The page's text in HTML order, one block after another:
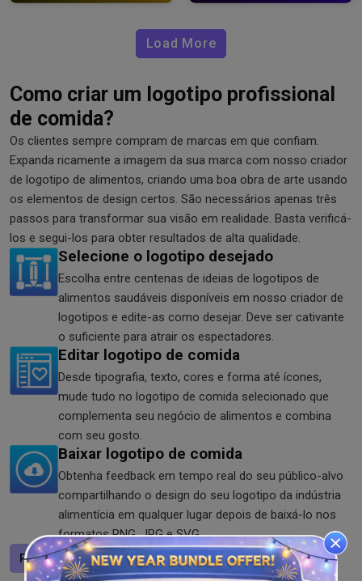
Load More
Como criar um logotipo profissional
de comida?
Os clientes sempre compram de marcas em que confiam.
Expanda ricamente a imagem da sua marca com nosso criador
de logotipo de alimentos, criando uma boa obra de arte usando
os elementos de design certos. São necessários apenas três
passos para transformar sua visão em realidade. Basta verificá-
los e segui-los para obter resultados de alta qualidade.
Selecione o logotipo desejado
Escolha entre centenas de ideias de logotipos de
alimentos saudáveis disponíveis em nosso criador de
logotipos e edite-as como desejar. Deve ser cativante
o suficiente para atrair os espectadores.
Editar logotipo de comida
Desde tipografia, texto, cores e forma até ícones,
mude tudo no logotipo de comida selecionado que
complementa seu negócio de alimentos e combina
com seu gosto.
Baixar logotipo de comida
Obtenha feedback em tempo real do seu público-alvo
compartilhando o design do seu logotipo da indústria
alimentícia em qualquer lugar depois de baixá-lo nos
formatos PNG, JPG e SVG.
Projete um logotipo